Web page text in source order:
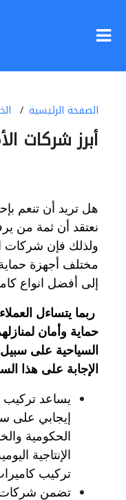
الصفحة الرئيسية
أبرز شركات
هل تريد أن تنعم
نعتقد أن ثمة من
ولذلك فإن شركات
مختلف أجهزة
إلى أفضل انواع
ربما يتساءل
حماية وأمان
السياحية على
الإجابة على هذا
يساعد تركيب
إيجابي على
الحكومية
الإنتاجية
تركيب
تضمن شركات